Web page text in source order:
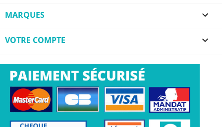
MARQUES 
VOTRE COMPTE 